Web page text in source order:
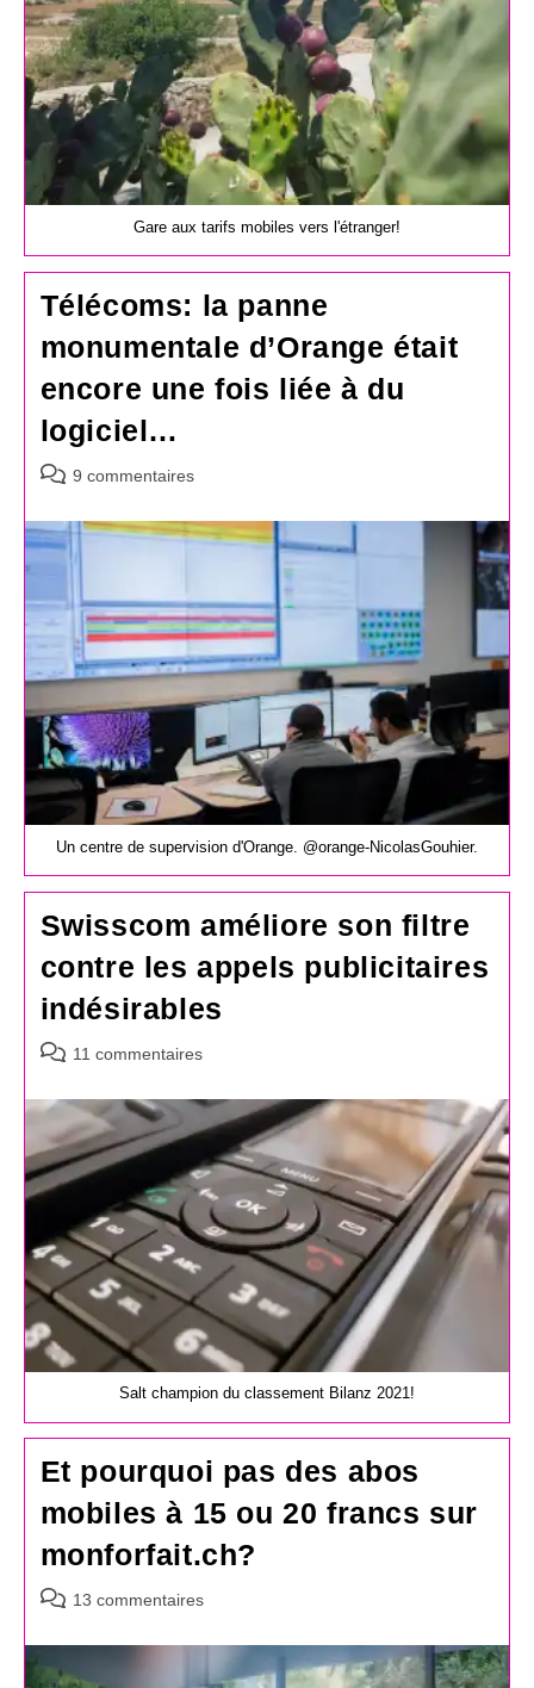
Gare aux tarifs mobiles vers l'étranger!
Télécoms: la panne
monumentale d’Orange était
encore une fois liée à du
logiciel…
Commentaires
la
publication :
9 commentaires
Un centre de supervision d'Orange. @orange-NicolasGouhier.
Swisscom améliore son filtre
contre les appels publicitaires
indésirables
Commentaires
la
publication :
11 commentaires
Salt champion du classement Bilanz 2021!
Et pourquoi pas des abos
mobiles à 15 ou 20 francs sur
monforfait.ch?
Commentaires
la
publication :
13 commentaires